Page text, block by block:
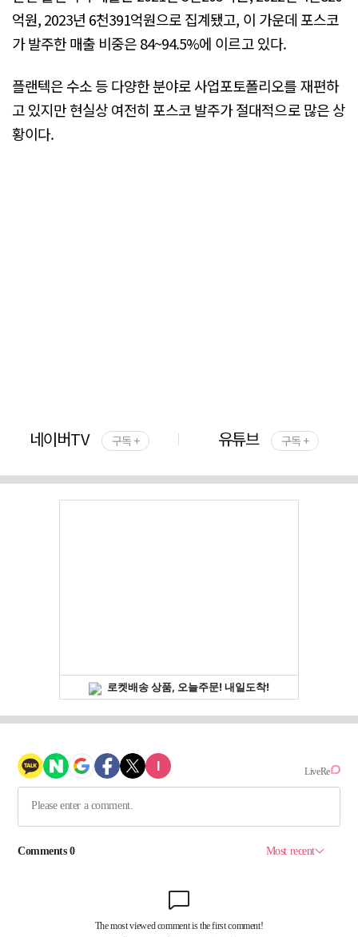
억원, 2023년 6천391억원으로 집계됐고, 이 가운데 포스코
가 발주한 매출 비중은 84~94.5%에 이르고 있다.
플랜텍은 수소 등 다양한 분야로 사업포토폴리오를 재편하
고 있지만 현실상 여전히 포스코 발주가 절대적으로 많은 상
황이다.
네이버TV 구독 + 유튜브 구독 +